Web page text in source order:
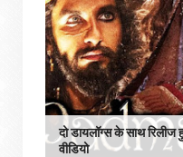
दो डायलॉग्स के साथ रिलीज
वीडियो